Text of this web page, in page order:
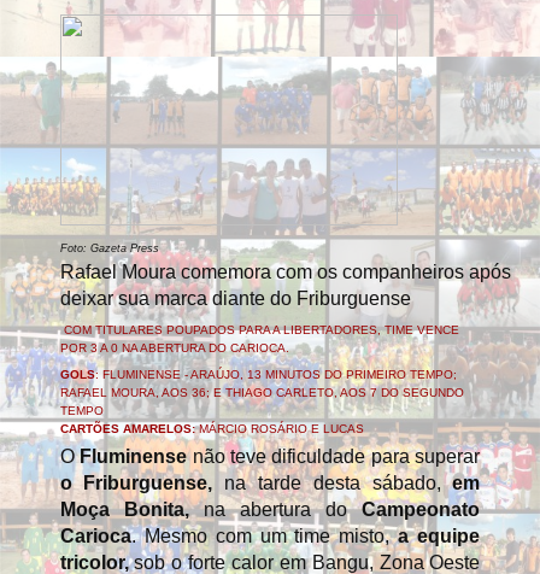
Foto: Gazeta Press
Rafael Moura comemora com os companheiros após
deixar sua marca diante do Friburguense
COM TITULARES POUPADOS PARA A LIBERTADORES, TIME VENCE
POR 3 A 0 NA ABERTURA DO CARIOCA.
GOLS: FLUMINENSE - ARAÚJO, 13 MINUTOS DO PRIMEIRO TEMPO;
RAFAEL MOURA, AOS 36; E THIAGO CARLETO, AOS 7 DO SEGUNDO
TEMPO
CARTÕES AMARELOS:MÁRCIO ROSÁRIO E LUCAS
OFluminensenão teve dificuldade para superar
o Friburguense, na tarde desta sábado,em
Moça Bonita,na abertura doCampeonato
Carioca. Mesmo com um time misto,a equipe
tricolor,sob o forte calor em Bangu, Zona Oeste